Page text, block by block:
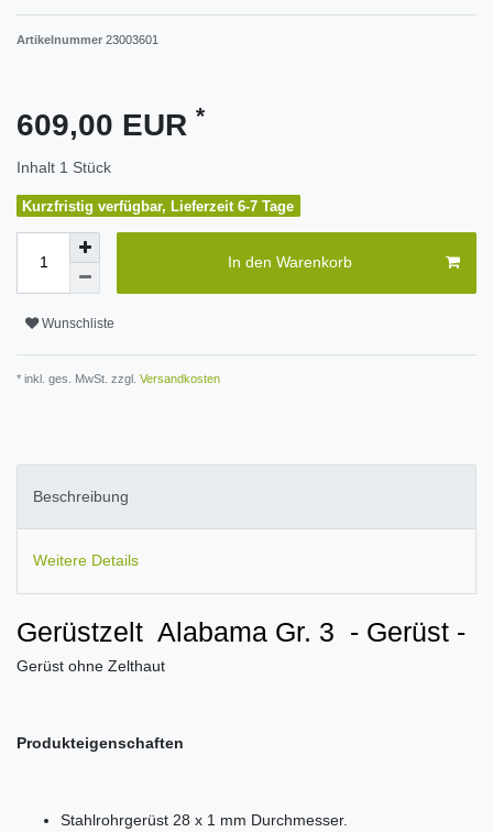
Artikelnummer 23003601
609,00 EUR *
Inhalt 1 Stück
Kurzfristig verfügbar, Lieferzeit 6-7 Tage
In den Warenkorb
Wunschliste
* inkl. ges. MwSt. zzgl. Versandkosten
Beschreibung
Weitere Details
Gerüstzelt Alabama Gr. 3 - Gerüst -
Gerüst ohne Zelthaut
Produkteigenschaften
Stahlrohrgerüst 28 x 1 mm Durchmesser.